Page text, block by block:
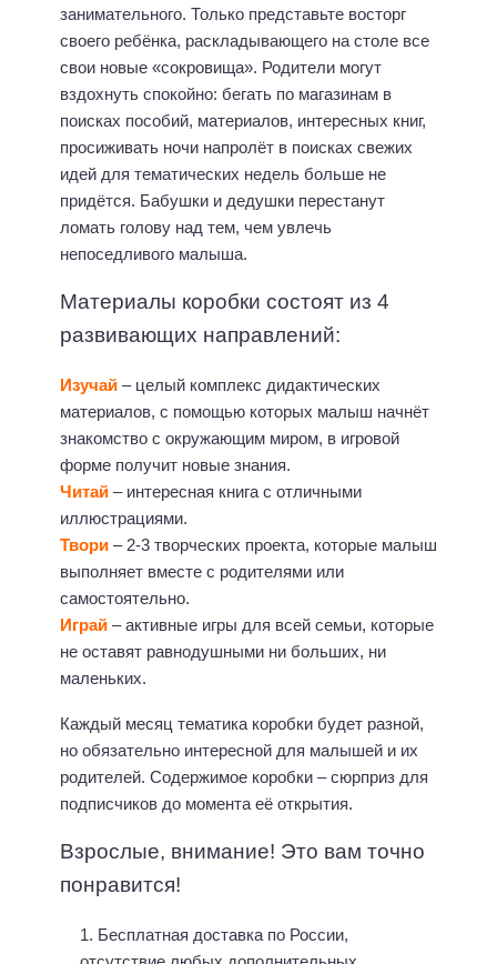
занимательного. Только представьте восторг
своего ребёнка, раскладывающего на столе все
свои новые «сокровища». Родители могут
вздохнуть спокойно: бегать по магазинам в
поисках пособий, материалов, интересных книг,
просиживать ночи напролёт в поисках свежих
идей для тематических недель больше не
придётся. Бабушки и дедушки перестанут
ломать голову над тем, чем увлечь
непоседливого малыша.
Материалы коробки состоят из 4
развивающих направлений:
Изучай – целый комплекс дидактических
материалов, с помощью которых малыш начнёт
знакомство с окружающим миром, в игровой
форме получит новые знания.
Читай – интересная книга с отличными
иллюстрациями.
Твори – 2-3 творческих проекта, которые малыш
выполняет вместе с родителями или
самостоятельно.
Играй – активные игры для всей семьи, которые
не оставят равнодушными ни больших, ни
маленьких.
Каждый месяц тематика коробки будет разной,
но обязательно интересной для малышей и их
родителей. Содержимое коробки – сюрприз для
подписчиков до момента её открытия.
Взрослые, внимание! Это вам точно
понравится!
Бесплатная доставка по России,